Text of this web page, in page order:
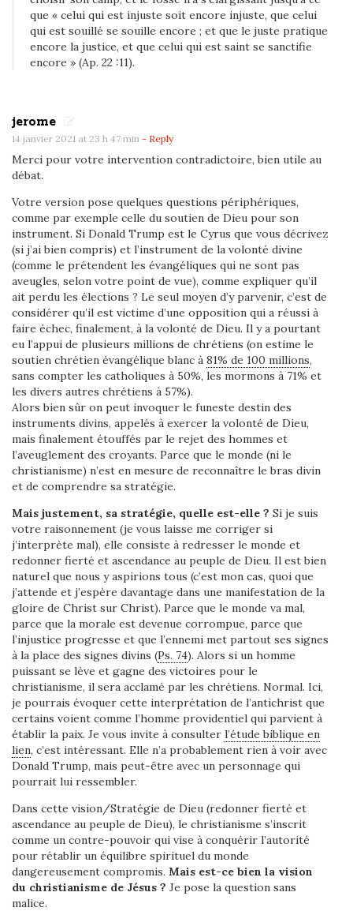
que « celui qui est injuste soit encore injuste, que celui
qui est souillé se souille encore ; et que le juste pratique
encore la justice, et que celui qui est saint se sanctifie
encore » (Ap. 22 :11).
jerome
14 janvier 2021 at 23 h 47 min - Reply
Merci pour votre intervention contradictoire, bien utile au
débat.
Votre version pose quelques questions périphériques,
comme par exemple celle du soutien de Dieu pour son
instrument. Si Donald Trump est le Cyrus que vous décrivez
(si j’ai bien compris) et l’instrument de la volonté divine
(comme le prétendent les évangéliques qui ne sont pas
aveugles, selon votre point de vue), comme expliquer qu’il
ait perdu les élections ? Le seul moyen d’y parvenir, c’est de
considérer qu’il est victime d’une opposition qui a réussi à
faire échec, finalement, à la volonté de Dieu. Il y a pourtant
eu l’appui de plusieurs millions de chrétiens (on estime le
soutien chrétien évangélique blanc à 81% de 100 millions,
sans compter les catholiques à 50%, les mormons à 71% et
les divers autres chrétiens à 57%).
Alors bien sûr on peut invoquer le funeste destin des
instruments divins, appelés à exercer la volonté de Dieu,
mais finalement étouffés par le rejet des hommes et
l’aveuglement des croyants. Parce que le monde (ni le
christianisme) n’est en mesure de reconnaître le bras divin
et de comprendre sa stratégie.
Mais justement, sa stratégie, quelle est-elle ? Si je suis
votre raisonnement (je vous laisse me corriger si
j’interprète mal), elle consiste à redresser le monde et
redonner fierté et ascendance au peuple de Dieu. Il est bien
naturel que nous y aspirions tous (c’est mon cas, quoi que
j’attende et j’espère davantage dans une manifestation de la
gloire de Christ sur Christ). Parce que le monde va mal,
parce que la morale est devenue corrompue, parce que
l’injustice progresse et que l’ennemi met partout ses signes
à la place des signes divins (Ps. 74). Alors si un homme
puissant se lève et gagne des victoires pour le
christianisme, il sera acclamé par les chrétiens. Normal. Ici,
je pourrais évoquer cette interprétation de l’antichrist que
certains voient comme l’homme providentiel qui parvient à
établir la paix. Je vous invite à consulter l’étude biblique en
lien, c’est intéressant. Elle n’a probablement rien à voir avec
Donald Trump, mais peut-être avec un personnage qui
pourrait lui ressembler.
Dans cette vision/Stratégie de Dieu (redonner fierté et
ascendance au peuple de Dieu), le christianisme s’inscrit
comme un contre-pouvoir qui vise à conquérir l’autorité
pour rétablir un équilibre spirituel du monde
dangereusement compromis. Mais est-ce bien la vision
du christianisme de Jésus ? Je pose la question sans
malice.